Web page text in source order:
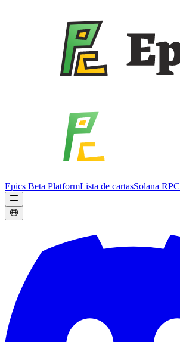
Epics Beta PlatformLista de cartasSolana RPC